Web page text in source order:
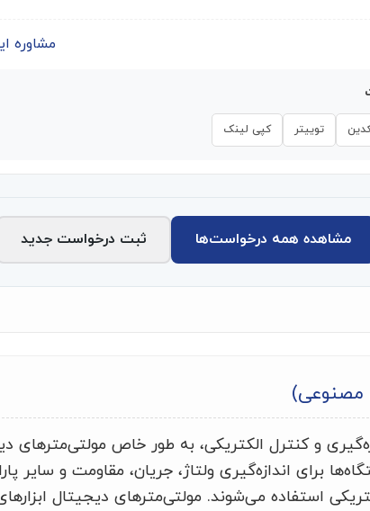
مشاوره این
توییتر کپی لینک
مشاهده همه درخواست‌ها ثبت درخواست جدید
و کنترل الکتریکی، به طور خاص مولتی‌مترهای
برای اندازه‌گیری ولتاژ، جریان، مقاومت و سایر
استفاده می‌شوند. مولتی‌مترهای دیجیتال